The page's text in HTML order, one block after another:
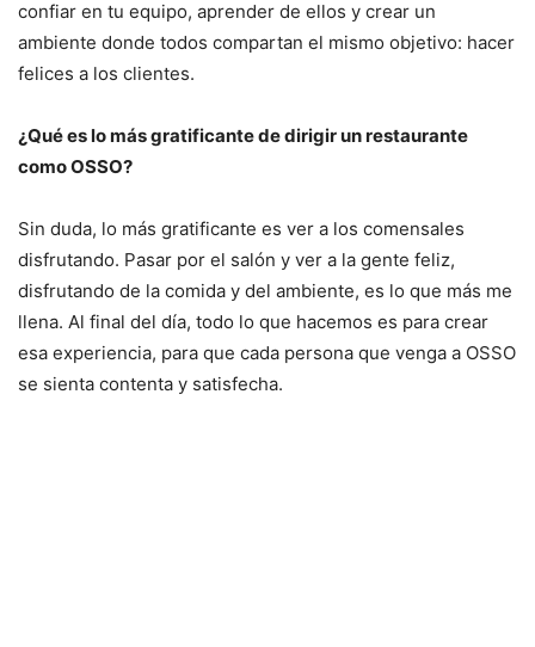
confiar en tu equipo, aprender de ellos y crear un
ambiente donde todos compartan el mismo objetivo: hacer
felices a los clientes.
¿Qué es lo más gratificante de dirigir un restaurante
como OSSO?
Sin duda, lo más gratificante es ver a los comensales
disfrutando. Pasar por el salón y ver a la gente feliz,
disfrutando de la comida y del ambiente, es lo que más me
llena. Al final del día, todo lo que hacemos es para crear
esa experiencia, para que cada persona que venga a OSSO
se sienta contenta y satisfecha.